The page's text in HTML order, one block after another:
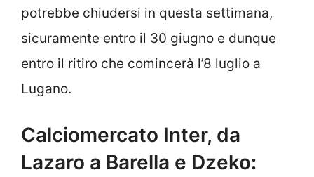
potrebbe chiudersi in questa settimana,
sicuramente entro il 30 giugno e dunque
entro il ritiro che comincerà l’8 luglio a
Lugano.
Calciomercato Inter, da
Lazaro a Barella e Dzeko: